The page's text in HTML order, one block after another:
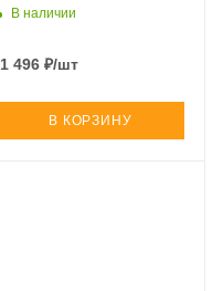
В наличии
1 496₽/шт
В КОРЗИНУ